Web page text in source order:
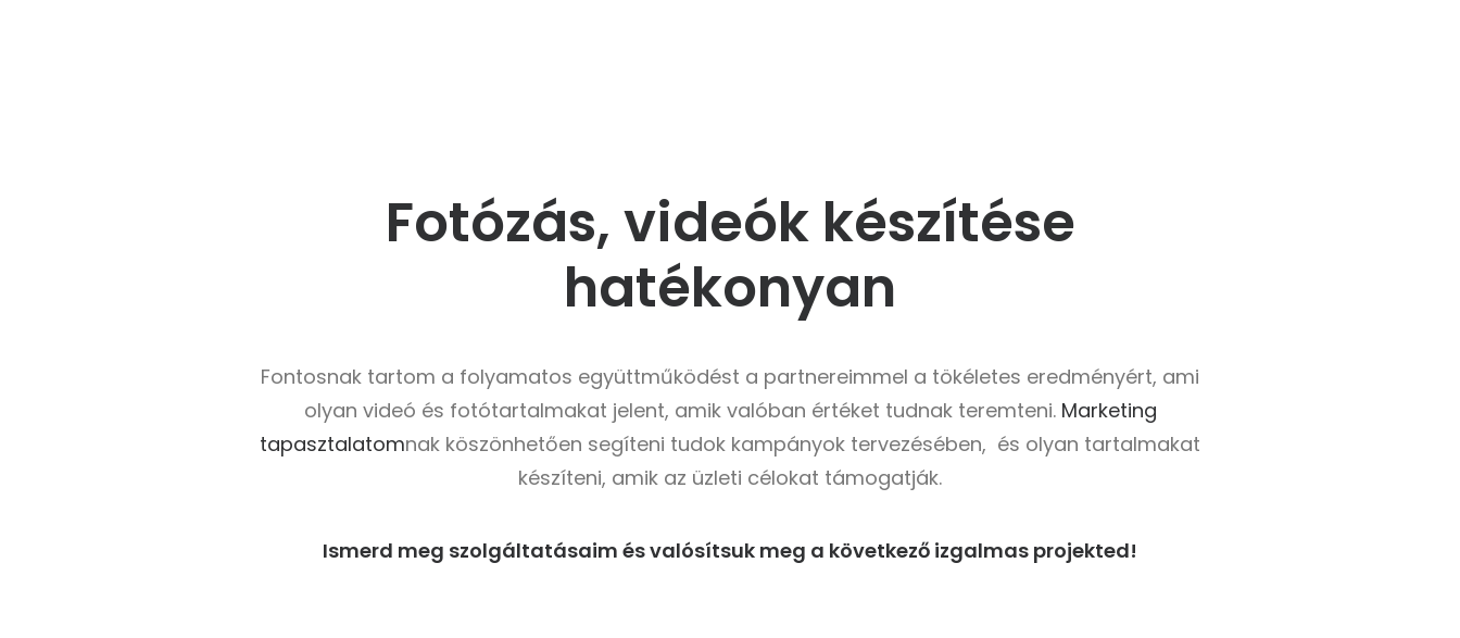
Fotózás, videók készítése
hatékonyan
Fontosnak tartom a folyamatos együttműködést a partnereimmel a tökéletes eredményért, ami
olyan videó és fotótartalmakat jelent, amik valóban értéket tudnak teremteni. Marketing
tapasztalatomnak köszönhetően segíteni tudok kampányok tervezésében, és olyan tartalmakat
készíteni, amik az üzleti célokat támogatják.
Ismerd meg szolgáltatásaim és valósítsuk meg a következő izgalmas projekted!